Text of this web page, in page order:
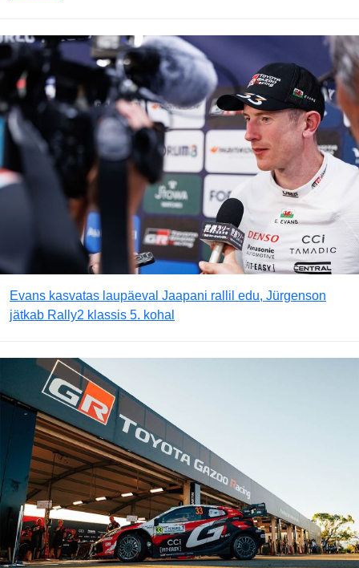
Evans kasvatas laupäeval Jaapani rallil edu, Jürgenson
jätkab Rally2 klassis 5. kohal